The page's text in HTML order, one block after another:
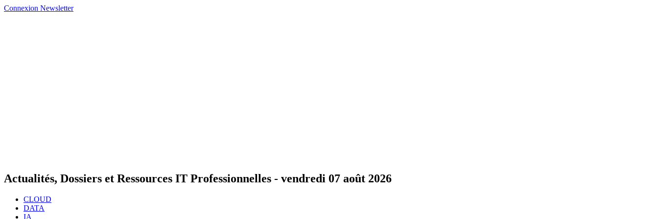
Connexion Newsletter
Actualités, Dossiers et Ressources IT Professionnelles - vendredi 07 août 2026
CLOUD
DATA
IA